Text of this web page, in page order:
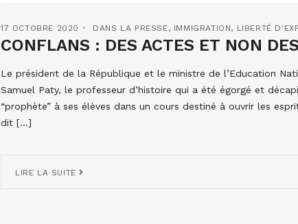
17 OCTOBRE 2020 DANS LA PRESSE, IMMIGRATION, LIBERTÉ
CONFLANS : DES ACTES ET NON
Le président de la République et le ministre de l’Education
Samuel Paty, le professeur d’histoire qui a été égorgé et
“prophète” à ses élèves dans un cours destiné à ouvrir les
dit […]
LIRE LA SUITE